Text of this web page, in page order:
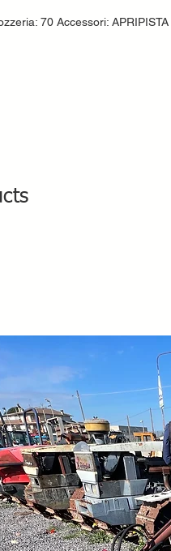
70 Accessori: APRIPISTA